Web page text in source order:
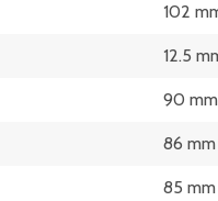
102
12.5
90 mm
86 mm
85 mm